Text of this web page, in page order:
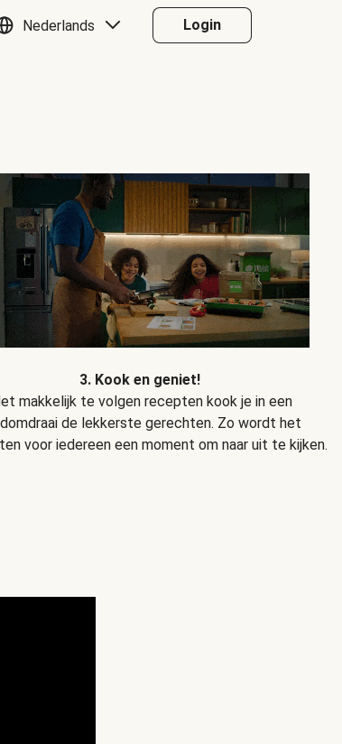
Nederlands Login
3. Kook en geniet!
makkelijk te volgen recepten kook je in een
de lekkerste gerechten. Zo wordt het
voor iedereen een moment om naar uit te kijken.